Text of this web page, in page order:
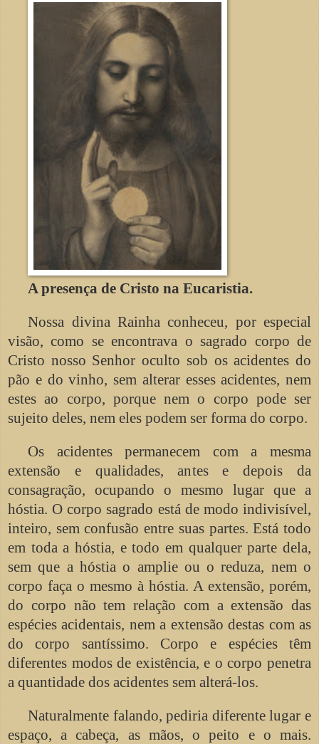
A presença de Cristo na Eucaristia.
Nossa divina Rainha conheceu, por especial
visão, como se encontrava o sagrado corpo de
Cristo nosso Senhor oculto sob os acidentes do
pão e do vinho, sem alterar esses acidentes, nem
estes ao corpo, porque nem o corpo pode ser
sujeito deles, nem eles podem ser forma do corpo.
Os acidentes permanecem com a mesma
extensão e qualidades, antes e depois da
consagração, ocupando o mesmo lugar que a
hóstia. O corpo sagrado está de modo indivisível,
inteiro, sem confusão entre suas partes. Está todo
em toda a hóstia, e todo em qualquer parte dela,
sem que a hóstia o amplie ou o reduza, nem o
corpo faça o mesmo à hóstia. A extensão, porém,
do corpo não tem relação com a extensão das
espécies acidentais, nem a extensão destas com as
do corpo santíssimo. Corpo e espécies têm
diferentes modos de existência, e o corpo penetra
a quantidade dos acidentes sem alterá-los.
Naturalmente falando, pediria diferente lugar e
espaço, a cabeça, as mãos, o peito e o mais.